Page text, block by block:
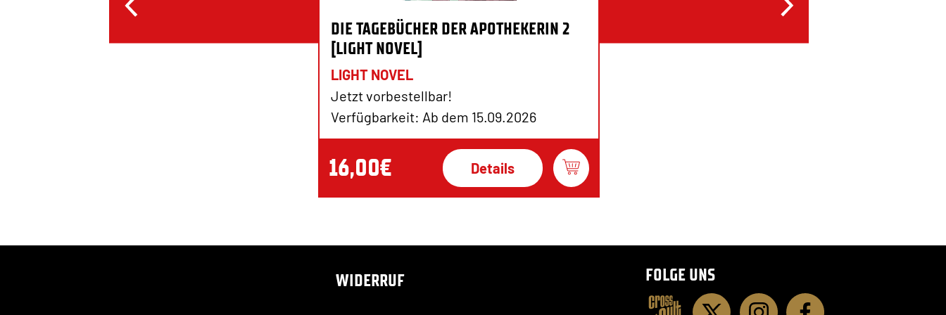
DIE TAGEBÜCHER DER APOTHEKERIN 2
[LIGHT NOVEL]
LIGHT NOVEL
Jetzt vorbestellbar!
Verfügbarkeit: Ab dem 15.09.2026
16,00€ Details
WIDERRUF FOLGE UNS